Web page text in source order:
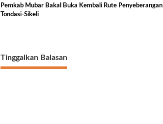
Pemkab Mubar Bakal Buka Kembali Rute Penyeberangan
Tondasi-Sikeli
Tinggalkan Balasan